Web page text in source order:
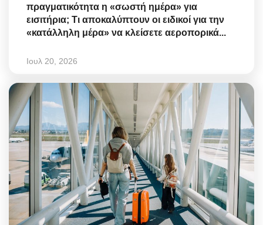
πραγματικότητα η «σωστή ημέρα» για
εισιτήρια; Τι αποκαλύπτουν οι ειδικοί για την
«κατάλληλη μέρα» να κλείσετε αεροπορικά...
Ιουλ 20, 2026